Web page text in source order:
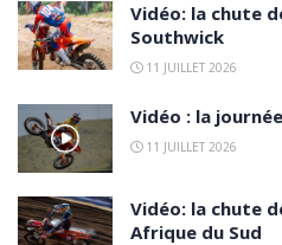
Vidéo: la chute
Southwick
11 JUILLET 2026
Vidéo : la
11 JUILLET 2026
Vidéo: la chute
Afrique du Sud